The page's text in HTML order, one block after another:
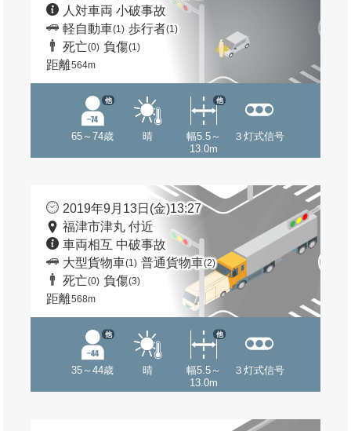
人対車両 小破事故
軽自動車(1) 歩行者(1)
死亡(0) 負傷(1)
距離564m
65～74歳
他
晴
幅5.5～
13.0m
他
３灯式信号
2019年9月13日(金)13:27
福津市津丸 付近
車両相互 中破事故
大型貨物車(1) 普通貨物車(2)
死亡(0) 負傷(3)
距離568m
35～44歳
他
晴
幅5.5～
13.0m
他
３灯式信号